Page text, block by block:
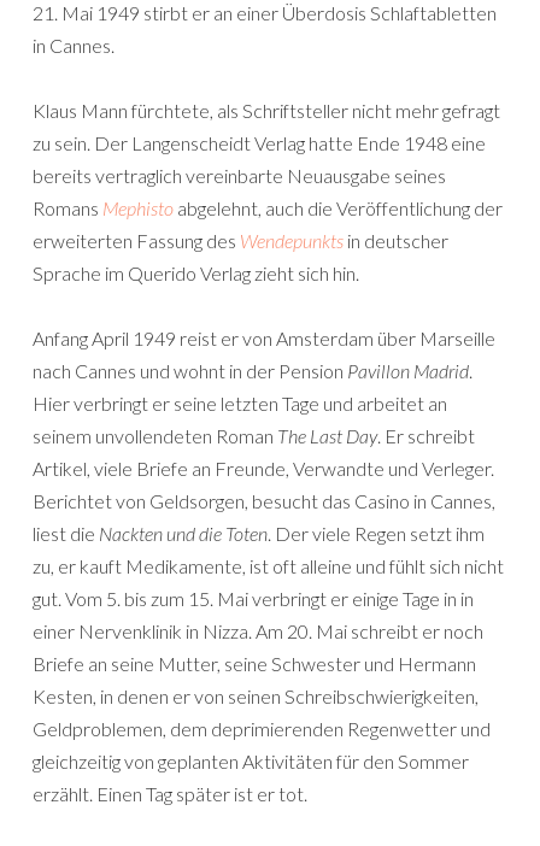
21. Mai 1949 stirbt er an einer Überdosis Schlaftabletten
in Cannes.
Klaus Mann fürchtete, als Schriftsteller nicht mehr gefragt
zu sein. Der Langenscheidt Verlag hatte Ende 1948 eine
bereits vertraglich vereinbarte Neuausgabe seines
Romans Mephisto abgelehnt, auch die Veröffentlichung der
erweiterten Fassung des Wendepunkts in deutscher
Sprache im Querido Verlag zieht sich hin.
Anfang April 1949 reist er von Amsterdam über Marseille
nach Cannes und wohnt in der Pension Pavillon Madrid.
Hier verbringt er seine letzten Tage und arbeitet an
seinem unvollendeten Roman The Last Day. Er schreibt
Artikel, viele Briefe an Freunde, Verwandte und Verleger.
Berichtet von Geldsorgen, besucht das Casino in Cannes,
liest die Nackten und die Toten. Der viele Regen setzt ihm
zu, er kauft Medikamente, ist oft alleine und fühlt sich nicht
gut. Vom 5. bis zum 15. Mai verbringt er einige Tage in in
einer Nervenklinik in Nizza. Am 20. Mai schreibt er noch
Briefe an seine Mutter, seine Schwester und Hermann
Kesten, in denen er von seinen Schreibschwierigkeiten,
Geldproblemen, dem deprimierenden Regenwetter und
gleichzeitig von geplanten Aktivitäten für den Sommer
erzählt. Einen Tag später ist er tot.